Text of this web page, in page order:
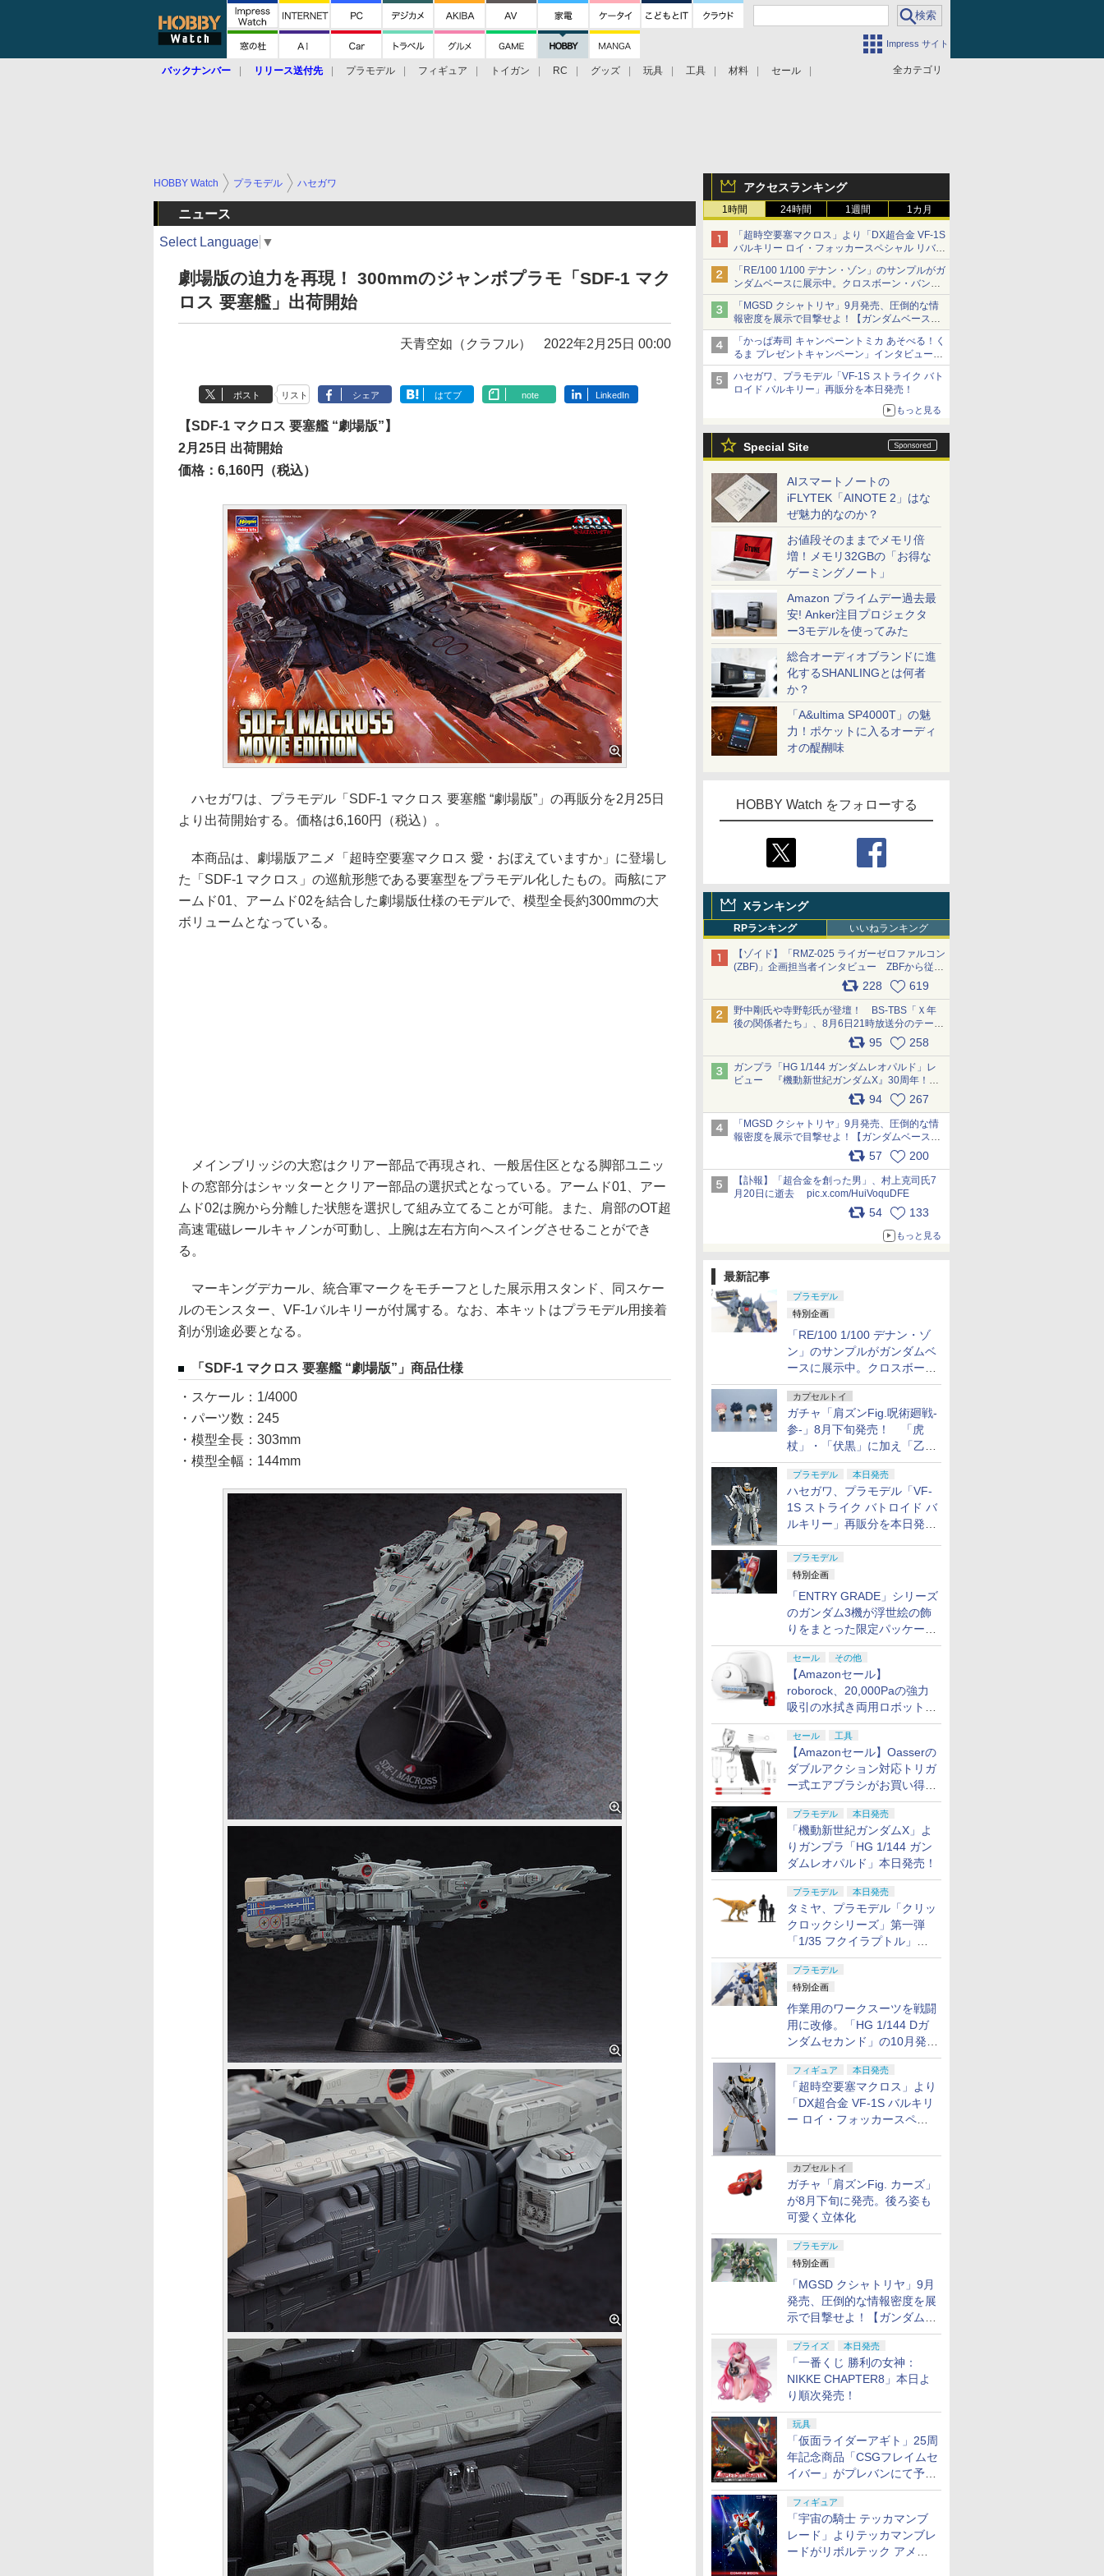
Impress サイト
全カテゴリ
バックナンバー リリース送付先 プラモデル フィギュア トイガン RC グッズ 玩具 工具 材料 セール
アクセスランキング
1時間 24時間 1週間 1カ月
「超時空要塞マクロス」より「DX超合金 VF-1S
バルキリー ロイ・フォッカースペシャル リバイ
バルVer.」本日発売！
「RE/100 1/100 デナン・ゾン」のサンプルがガ
ンダムベースに展示中。クロスボーン・バンガ
ードの制式量産機が間もなく発送【ガンダムベ
ース撮り下ろし】
「MGSD クシャトリヤ」9月発売、圧倒的な情
報密度を展示で目撃せよ！【ガンダムベース撮
り下ろし】
「かっぱ寿司 キャンペーントミカ あそべる！く
るま プレゼントキャンペーン」インタビュー
子どもが楽しめるかっぱ寿司ならではの体験と
コラボの楽しさを追求
ハセガワ、プラモデル「VF-1S ストライク バト
ロイド バルキリー」再販分を本日発売！
もっと見る
Special Site
AIスマートノートの
iFLYTEK「AINOTE 2」はな
ぜ魅力的なのか？
お値段そのままでメモリ倍
増！メモリ32GBの「お得な
ゲーミングノート」
Amazon プライムデー過去最
安! Anker注目プロジェクタ
ー3モデルを使ってみた
総合オーディオブランドに進
化するSHANLINGとは何者
か？
「A&ultima SP4000T」の魅
力！ポケットに入るオーディ
オの醍醐味
HOBBY Watch をフォローする
Xランキング
RPランキング いいねランキング
【ゾイド】「RMZ-025 ライガーゼロファルコン
(ZBF)」企画担当者インタビュー ZBFから従来
デザインまで再現可能なボリューム満点のキッ
ト pic.x.com/6zOqQAQKkX
228 619
野中剛氏や寺野彰氏が登壇！ BS-TBS「Ｘ年
後の関係者たち」、8月6日21時放送分のテーマ
は「超合金」！ pic.x.com/uWyt1uyuFm
95 258
ガンプラ「HG 1/144 ガンダムレオパルド」レ
ビュー 『機動新世紀ガンダムX』30周年！イ
ンナーアームガトリングの変形機構まで再現し
最新フォーマットでキット化！
pic.x.com/nszPIDTpbg
94 267
「MGSD クシャトリヤ」9月発売、圧倒的な情
報密度を展示で目撃せよ！【ガンダムベース撮
り下ろし】 pic.x.com/3rPjsfk7qZ
57 200
【訃報】「超合金を創った男」、村上克司氏7
月20日に逝去 pic.x.com/HuiVoquDFE
54 133
もっと見る
最新記事
プラモデル
特別企画
「RE/100 1/100 デナン・ゾ
ン」のサンプルがガンダムベ
ースに展示中。クロスボー
ン・バンガードの制式量産機
が間もなく発送【ガンダムベ
ース撮り下ろし】
カプセルトイ
ガチャ「肩ズンFig.呪術廻戦-
参-」8月下旬発売！ 「虎
杖」・「伏黒」に加え「乙
骨」・「脹相」がラインナッ
プ
プラモデル 本日発売
ハセガワ、プラモデル「VF-
1S ストライク バトロイド バ
ルキリー」再販分を本日発
プラモデル
特別企画
「ENTRY GRADE」シリーズ
のガンダム3機が浮世絵の飾
りをまとった限定パッケージ
で8月29日に発売！ お土産
にもピッタリ!?【ガンダムベ
ース撮り下ろし】
セール その他
【Amazonセール】
roborock、20,000Paの強力
吸引の水拭き両用ロボット掃
除機「Qrevo Curv 2 Flow」
がお買い得！
セール 工具
【Amazonセール】Oasserの
ダブルアクション対応トリガ
ー式エアブラシがお買い得価
格で登場！
プラモデル 本日発売
「機動新世紀ガンダムX」よ
りガンプラ「HG 1/144 ガン
ダムレオパルド」本日発売！
プラモデル 本日発売
タミヤ、プラモデル「クリッ
クロックシリーズ」第一弾
「1/35 フクイラプトル」本
日発売！
プラモデル
特別企画
作業用のワークスーツを戦闘
用に改修。「HG 1/144 Dガ
ンダムセカンド」の10月発送
分が予約受付中【ガンダムベ
ース撮り下ろし】
フィギュア 本日発売
「超時空要塞マクロス」より
「DX超合金 VF-1S バルキリ
ー ロイ・フォッカースペシ
カプセルトイ
ガチャ「肩ズンFig. カーズ」
が8月下旬に発売。後ろ姿も
可愛く立体化
プラモデル
特別企画
「MGSD クシャトリヤ」9月
発売、圧倒的な情報密度を展
示で目撃せよ！【ガンダムベ
ース撮り下ろし】
プライズ 本日発売
「一番くじ 勝利の女神：
NIKKE CHAPTER8」本日よ
り順次発売！
玩具
「仮面ライダーアギト」25周
年記念商品「CSGフレイムセ
イバー」がプレバンにて予約
開始
フィギュア
「宇宙の騎士 テッカマンブ
レード」よりテッカマンブレ
ードがリボルテック アメイ
HOBBY Watch プラモデル ハセガワ
ニュース
Select Language ▼
劇場版の迫力を再現！ 300mmのジャンボプラモ「SDF-1 マク
ロス 要塞艦」出荷開始
天青空如（クラフル） 2022年2月25日 00:00
ポスト リスト シェア はてブ note LinkedIn
【SDF-1 マクロス 要塞艦 “劇場版”】
2月25日 出荷開始
価格：6,160円（税込）
ハセガワは、プラモデル「SDF-1 マクロス 要塞艦 “劇場版”」の再販分を2月25日
より出荷開始する。価格は6,160円（税込）。
本商品は、劇場版アニメ「超時空要塞マクロス 愛・おぼえていますか」に登場し
た「SDF-1 マクロス」の巡航形態である要塞型をプラモデル化したもの。両舷にア
ームド01、アームド02を結合した劇場版仕様のモデルで、模型全長約300mmの大
ボリュームとなっている。
メインブリッジの大窓はクリアー部品で再現され、一般居住区となる脚部ユニッ
トの窓部分はシャッターとクリアー部品の選択式となっている。アームド01、アー
ムド02は腕から分離した状態を選択して組み立てることが可能。また、肩部のOT超
高速電磁レールキャノンが可動し、上腕は左右方向へスイングさせることができ
る。
マーキングデカール、統合軍マークをモチーフとした展示用スタンド、同スケー
ルのモンスター、VF-1バルキリーが付属する。なお、本キットはプラモデル用接着
剤が別途必要となる。
「SDF-1 マクロス 要塞艦 “劇場版”」商品仕様
・スケール：1/4000
・パーツ数：245
・模型全長：303mm
・模型全幅：144mm